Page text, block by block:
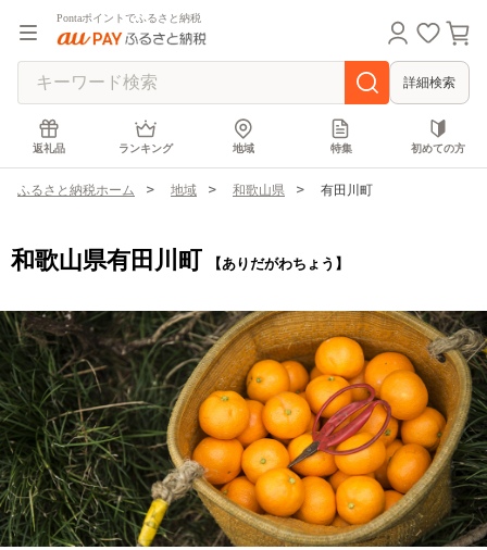
Pontaポイントでふるさと納税
詳細検索
返礼品 ランキング 地域 特集 初めての方
ふるさと納税ホーム 地域 和歌山県 有田川町
和歌山県有田川町 【ありだがわちょう】